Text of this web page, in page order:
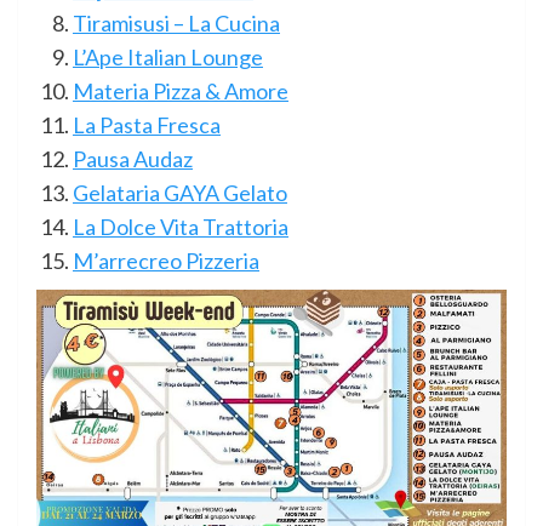
Tiramisusi – La Cucina
L’Ape Italian Lounge
Materia Pizza & Amore
La Pasta Fresca
Pausa Audaz
Gelataria GAYA Gelato
La Dolce Vita Trattoria
M’arrecreo Pizzeria